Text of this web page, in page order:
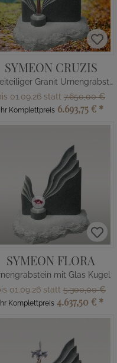
SYMEON CRUZIS
Zweiteiliger Granit Urnengrabstein
01.09.26 statt 7.650,00 €
Ihr Komplettpreis 6.693,75 € *
SYMEON FLORA
mit Glas Kugel
01.09.26 statt 5.300,00 €
Ihr Komplettpreis 4.637,50 € *